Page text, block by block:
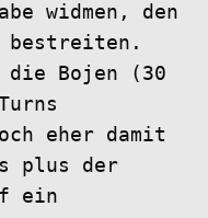
widmen, den
bestreiten.
die Bojen (30
eher damit
plus der
ein